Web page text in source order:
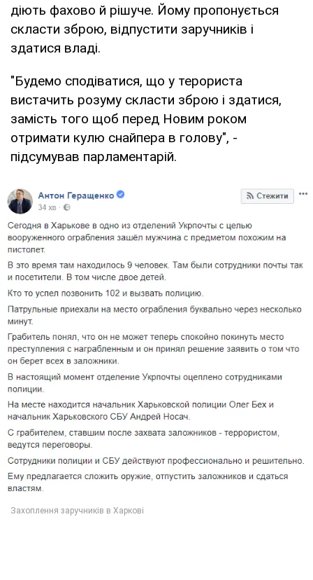
діють фахово й рішуче. Йому пропонується
скласти зброю, відпустити заручників і
здатися владі.
"Будемо сподіватися, що у терориста
вистачить розуму скласти зброю і здатися,
замість того щоб перед Новим роком
отримати кулю снайпера в голову", -
підсумував парламентарій.